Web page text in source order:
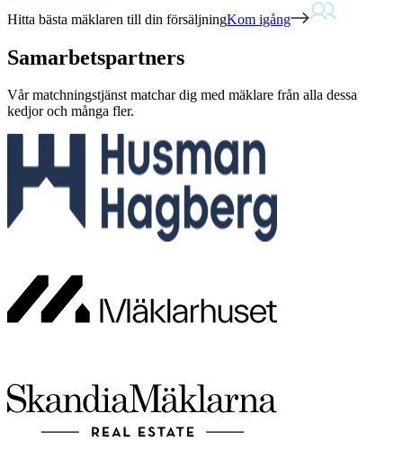
Hitta bästa mäklaren till din försäljningKom igång
Samarbetspartners
Vår matchningstjänst matchar dig med mäklare från alla dessa
kedjor och många fler.